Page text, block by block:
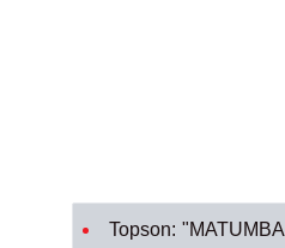
Topson: